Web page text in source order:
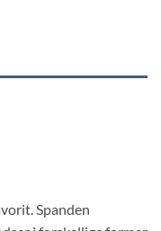
Spanden